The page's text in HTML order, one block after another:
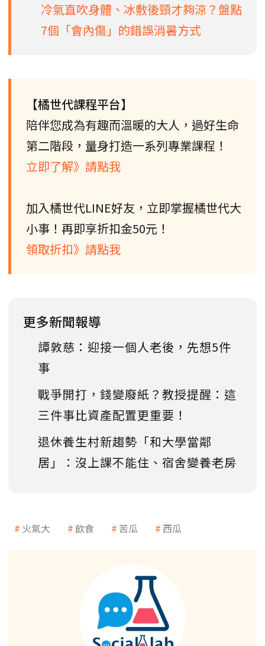
冷氣直吹身體、冰敷後頸才夠涼？盤點
7個「會內傷」的錯誤消暑方式
【橘世代課程平台】
陪伴您成為有趣而溫暖的大人，過好生命
第二階段，量身打造一系列專業課程！
立即了解》請點我
加入橘世代LINE好友，立即掌握橘世代大
小事！再即享折扣金50元！
領取折扣》請點我
更多新聞報導
譚敦慈：迎接一個人老後，先想5件
事
戰爭開打，錢變廢紙？教授提醒：這
三件事比資產配置更重要！
退休養生村新趨勢「和大學當鄰
居」：沒上課不能住、宿舍變養老房
火氣大 飲食 苦瓜 西瓜